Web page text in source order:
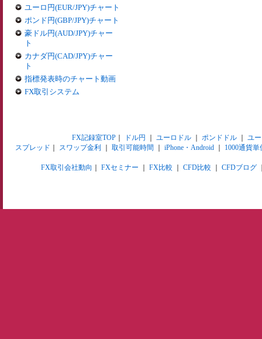
ユーロ円(EUR/JPY)チャート
ポンド円(GBP/JPY)チャート
豪ドル円(AUD/JPY)チャー
ト
カナダ円(CAD/JPY)チャー
ト
指標発表時のチャート動画
FX取引システム
FX記録室TOP｜ ドル円 ユーロドル｜ ポンドドル｜ ユ
スプレッド
スワップ金利 取引可能時間 iPhone・Android 1000通貨単
FX取引会社動向 FXセミナー FX比較 CFD比較 CFDブログ